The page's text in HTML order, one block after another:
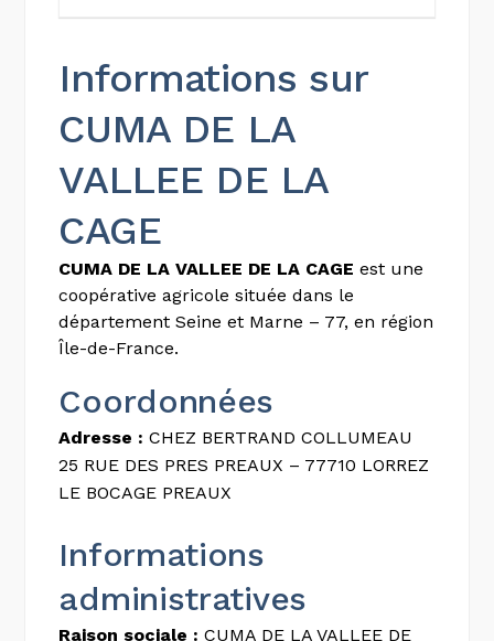
Informations sur
CUMA DE LA
VALLEE DE LA
CAGE
CUMA DE LA VALLEE DE LA CAGE est une
coopérative agricole située dans le
département Seine et Marne – 77, en région
Île-de-France.
Coordonnées
Adresse : CHEZ BERTRAND COLLUMEAU
25 RUE DES PRES PREAUX – 77710 LORREZ
LE BOCAGE PREAUX
Informations
administratives
Raison sociale : CUMA DE LA VALLEE DE